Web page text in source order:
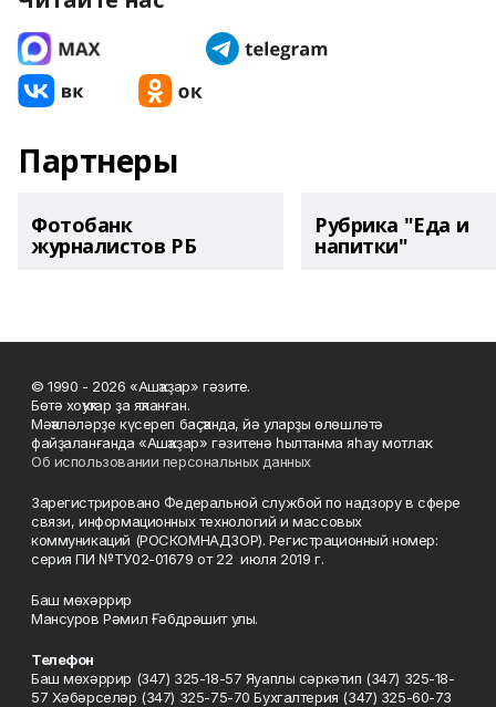
Партнеры
Фотобанк
журналистов РБ
Рубрика "Еда и
напитки"
© 1990 - 2026 «Ашҡаҙар» гәзите.
Бөтә хоҡуҡтар ҙа яҡланған.
Мәҡәләләрҙе күсереп баҫҡанда, йә уларҙы өлөшләтә
файҙаланғанда «Ашҡаҙар» гәзитенә һылтанма яһау мотлаҡ.
Об использовании персональных данных
Зарегистрировано Федеральной службой по надзору в сфере
связи, информационных технологий и массовых
коммуникаций (РОСКОМНАДЗОР). Регистрационный номер:
серия ПИ №ТУ02-01679 от 22 июля 2019 г.
Баш мөхәррир
Мансуров Рәмил Ғәбдрәшит улы.
Телефон
Баш мөхәррир (347) 325-18-57 Яуаплы сәркәтип (347) 325-18-
57 Хәбәрселәр (347) 325-75-70 Бухгалтерия (347) 325-60-73